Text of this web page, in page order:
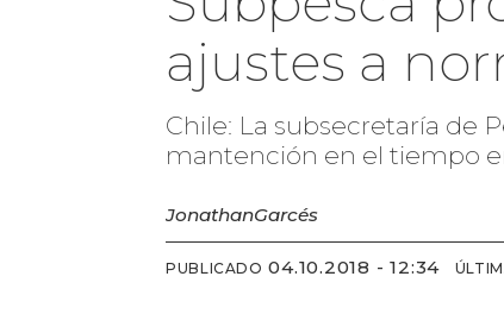
ajustes a
Chile: La subsecretaría de
mantención en el tiempo
JonathanGarcés
PUBLICADO 04.10.2018 - 12:34